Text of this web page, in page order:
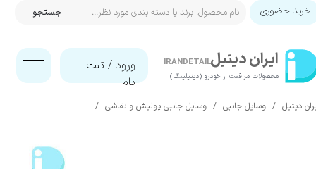
ایران‌ دیتیل
محصولات مراقبت از خودرو (دیتیلینگ)​​​​​​​
IRANDETAIL ورود / ثبت
نام
حساب کاربری من
تغییر گذر واژه
جستجو خرید حضوری
دیتیل وسایل جانبی وسایل جانبی پولیش و نقاشی